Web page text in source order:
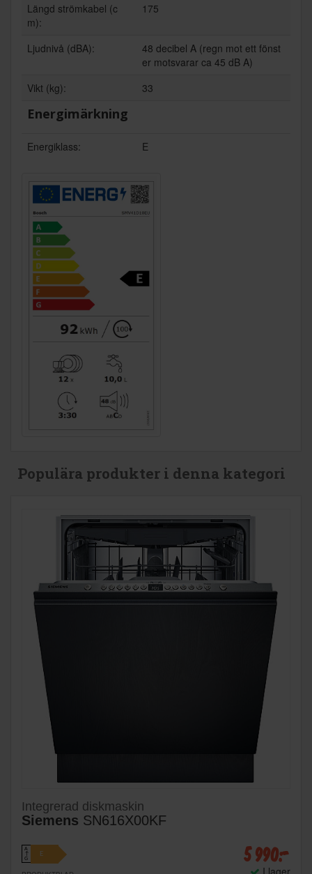
Längd strömkabel (c
m):
175
Ljudnivå (dBA):
48 decibel A (regn mot ett fönst
er motsvarar ca 45 dB A)
Vikt (kg):
33
Energimärkning
Energiklass: E
Populära produkter i denna kategori
Integrerad diskmaskin
Siemens SN616X00KF
A
↑
G
E 5 990:-